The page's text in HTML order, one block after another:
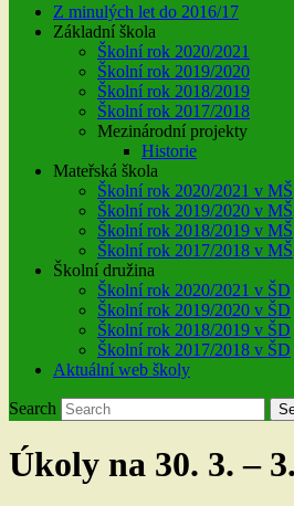
Z minulých let do 2016/17
Základní škola
Školní rok 2020/2021
Školní rok 2019/2020
Školní rok 2018/2019
Školní rok 2017/2018
Mezinárodní projekty
Historie
Mateřská škola
Školní rok 2020/2021 v MŠ
Školní rok 2019/2020 v MŠ
Školní rok 2018/2019 v MŠ
Školní rok 2017/2018 v MŠ
Školní družina
Školní rok 2020/2021 v ŠD
Školní rok 2019/2020 v ŠD
Školní rok 2018/2019 v ŠD
Školní rok 2017/2018 v ŠD
Aktuální web školy
Search
Úkoly na 30. 3. –